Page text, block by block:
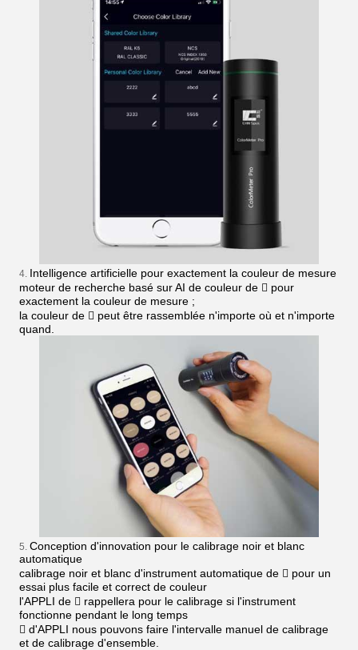
4. Intelligence artificielle pour exactement la couleur de mesure
moteur de recherche basé sur AI de couleur de  pour
exactement la couleur de mesure ;
la couleur de  peut être rassemblée n'importe où et n'importe
quand.
5. Conception d'innovation pour le calibrage noir et blanc
automatique
calibrage noir et blanc d'instrument automatique de  pour un
essai plus facile et correct de couleur
l'APPLI de  rappellera pour le calibrage si l'instrument
fonctionne pendant le long temps
 d'APPLI nous pouvons faire l'intervalle manuel de calibrage
et de calibrage d'ensemble.